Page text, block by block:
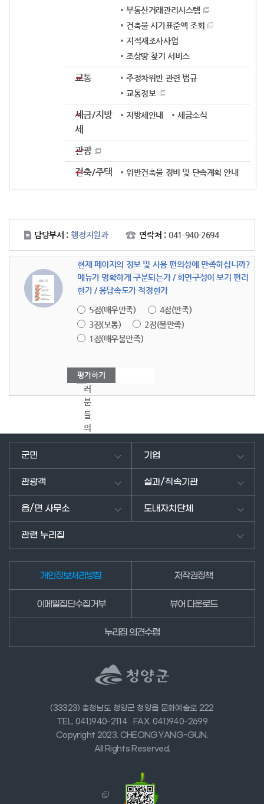
부동산거래관리시스템
건축물 시가표준액 조회
지적재조사사업
조상땅 찾기 서비스
교통
주정차위반 관련 법규
교통정보
세금/지방
세
지방세안내 세금소식
관광
건축/주택
위반건축물 정비 및 단속계획 안내
담당부서 : 행정지원과 연락처 : 041-940-2694
현재 페이지의 정보 및 사용 편의성에 만족하십니까?
메뉴가 명확하게 구분되는가 / 화면구성이 보기 편리
한가 / 응답속도가 적정한가
5점(매우만족)
4점(만족)
3점(보통)
2점(불만족)
1점(매우불만족)
여
러
분
들
의
의
을
군민 기업
관광객 실과/직속기관
읍/면 사무소 도내자치단체
관련 누리집
개인정보처리방침 저작권정책
이메일집단수집거부 뷰어 다운로드
누리집 의견수렴
(33323) 충청남도 청양군 청양읍 문화예술로 222
TEL. 041)940-2114
FAX. 041)940-2699
Copyright 2023. CHEONGYANG-GUN.
All Rights Reserved.